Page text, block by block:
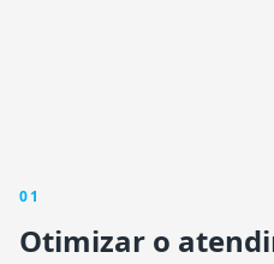
01
Otimizar o